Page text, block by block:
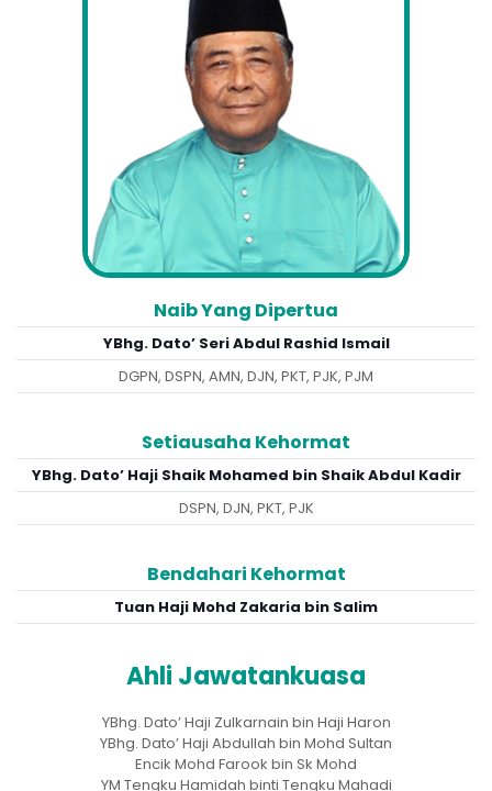
Naib Yang Dipertua
YBhg. Dato’ Seri Abdul Rashid Ismail
DGPN, DSPN, AMN, DJN, PKT, PJK, PJM
Setiausaha Kehormat
YBhg. Dato’ Haji Shaik Mohamed bin Shaik Abdul Kadir
DSPN, DJN, PKT, PJK
Bendahari Kehormat
Tuan Haji Mohd Zakaria bin Salim
Ahli Jawatankuasa
YBhg. Dato’ Haji Zulkarnain bin Haji Haron
YBhg. Dato’ Haji Abdullah bin Mohd Sultan
Encik Mohd Farook bin Sk Mohd
YM Tengku Hamidah binti Tengku Mahadi